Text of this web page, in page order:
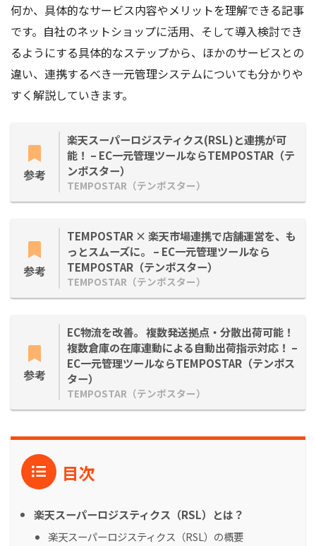
何か、具体的なサービス内容やメリットを理解できる記事
です。自社のネットショップに活用、そして導入検討でき
るようにする具体的なステップから、ほかのサービスとの
違い、連携するべき一元管理システムについても分かりや
すく解説していきます。
参考
楽天スーパーロジスティクス(RSL)と連携が可
能！ – EC一元管理ツールならTEMPOSTAR（テ
ンポスター）
TEMPOSTAR（テンポスター）
参考
TEMPOSTAR × 楽天市場連携で店舗運営を、も
っとスムーズに。 – EC一元管理ツールなら
TEMPOSTAR（テンポスター）
TEMPOSTAR（テンポスター）
参考
EC物流を改善。 複数発送拠点・分散出荷可能！
複数倉庫の在庫連動による自動出荷指示対応！ –
EC一元管理ツールならTEMPOSTAR（テンポス
ター）
TEMPOSTAR（テンポスター）
目次
楽天スーパーロジスティクス（RSL）とは？
楽天スーパーロジスティクス（RSL）の概要